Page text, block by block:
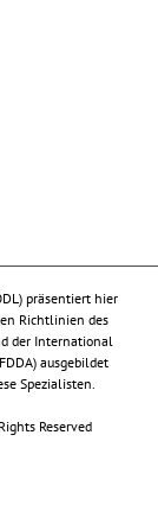
präsentiert hier
Richtlinien des
der International
ausgebildet
Spezialisten.
Reserved